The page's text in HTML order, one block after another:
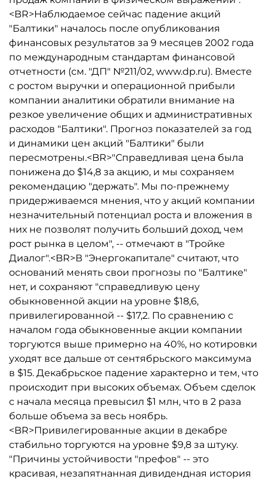
<BR>Наблюдаемое сейчас падение акций
"Балтики" началось после опубликования
финансовых результатов за 9 месяцев 2002 года
по международным стандартам финансовой
отчетности (см. "ДП" №211/02, www.dp.ru). Вместе
с ростом выручки и операционной прибыли
компании аналитики обратили внимание на
резкое увеличение общих и административных
расходов "Балтики". Прогноз показателей за год
и динамики цен акций "Балтики" были
пересмотрены.<BR>"Справедливая цена была
понижена до $14,8 за акцию, и мы сохраняем
рекомендацию "держать". Мы по-прежнему
придерживаемся мнения, что у акций компании
незначительный потенциал роста и вложения в
них не позволят получить больший доход, чем
рост рынка в целом", -- отмечают в "Тройке
Диалог".<BR>В "Энергокапитале" считают, что
оснований менять свои прогнозы по "Балтике"
нет, и сохраняют "справедливую цену
обыкновенной акции на уровне $18,6,
привилегированной -- $17,2. По сравнению с
началом года обыкновенные акции компании
торгуются выше примерно на 40%, но котировки
уходят все дальше от сентябрьского максимума
в $15. Декабрьское падение характерно и тем, что
происходит при высоких объемах. Объем сделок
с начала месяца превысил $1 млн, что в 2 раза
больше объема за весь ноябрь.
<BR>Привилегированные акции в декабре
стабильно торгуются на уровне $9,8 за штуку.
"Причины устойчивости "префов" -- это
красивая, незапятнанная дивидендная история